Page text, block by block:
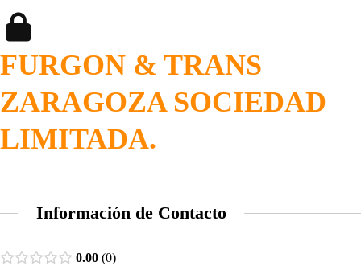
FURGON & TRANS
ZARAGOZA SOCIEDAD
LIMITADA.
Información de Contacto
0.00 0